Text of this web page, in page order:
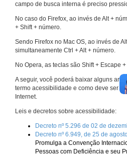
campo de busca interna é preciso
No caso do Firefox, ao invés de Alt +
+ Shift + número.
Sendo Firefox no Mac OS, ao invés de
simultaneamente Ctrl + Alt + número.
No Opera, as teclas são Shift + Escape
A seguir, você poderá baixar alguns
termo acessibilidade e como deve ser
Internet.
Leis e decretos sobre acessibilidade:
Decreto nº 5.296 de 02 de
Decreto nº 6.949, de 25 de
Promulga a Convenção
Pessoas com Deficiência e seu